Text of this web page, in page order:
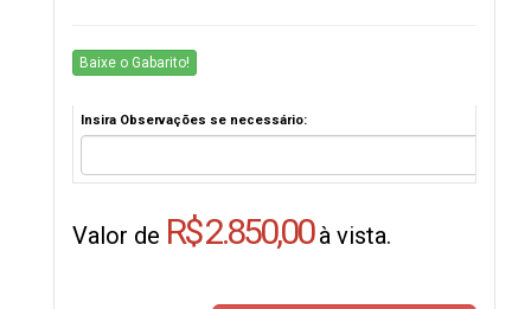
Baixe o Gabarito!
Insira Observações se necessário:
Valor de R$ 2.850,00à vista.